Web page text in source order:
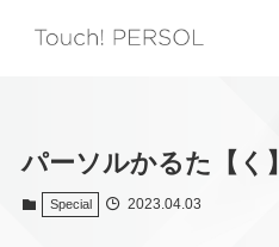
パーソルかるた【く】
Special 2023.04.03